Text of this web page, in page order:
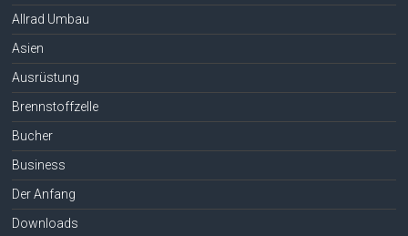
Allrad Umbau
Asien
Ausrüstung
Brennstoffzelle
Bucher
Business
Der Anfang
Downloads